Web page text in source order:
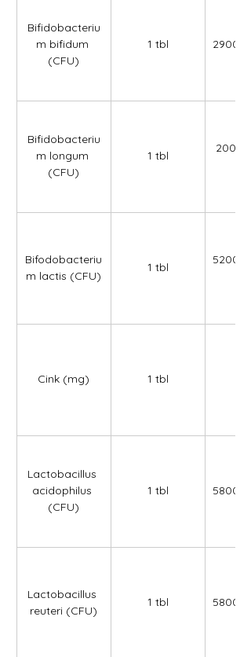
Bifidobacteriu
m bifidum
(CFU)
1 tbl
Bifidobacteriu
m longum
(CFU)
1 tbl
Bifodobacteriu
m lactis (CFU)
1 tbl
Cink (mg) 1 tbl
Lactobacillus
acidophilus
(CFU)
1 tbl
Lactobacillus
reuteri (CFU)
1 tbl